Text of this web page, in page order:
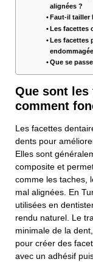
alignées ?
Faut-il tailler
Les facettes
Les facettes
Que se
Que sont les
comment
Les facettes
dents pour
Elles sont
composite et
comme les taches,
mal alignées. En
utilisées en
rendu naturel. Le
minimale de la
pour créer des
avec un adhésif